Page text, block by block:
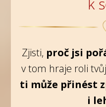
Zjisti, proč jsi
v tom hraje roli
ti může přinést
i